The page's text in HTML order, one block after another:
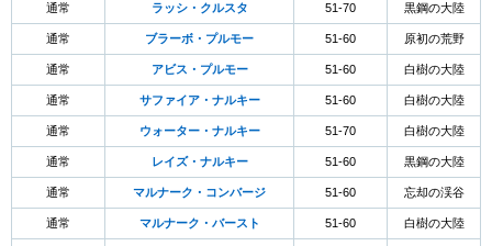
通常 ラッシ・クルスタ 51-70 黒鋼の大陸
通常 ブラーボ・プルモー 51-60 原初の荒野
通常 アビス・プルモー 51-60 白樹の大陸
通常 サファイア・ナルキー 51-60 白樹の大陸
通常 ウォーター・ナルキー 51-70 白樹の大陸
通常 レイズ・ナルキー 51-60 黒鋼の大陸
通常 マルナーク・コンバージ 51-60 忘却の渓谷
通常 マルナーク・バースト 51-60 白樹の大陸